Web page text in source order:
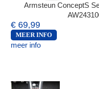
Armsteun ConceptS
€ 69,99
MEER INFO
meer info